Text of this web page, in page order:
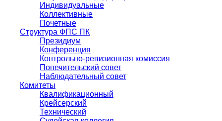
Индивидуальные
Коллективные
Почетные
Структура ФПС ПК
Президиум
Конференция
Контрольно-ревизионная комиссия
Попечительский совет
Наблюдательный совет
Комитеты
Квалификационный
Крейсерский
Технический